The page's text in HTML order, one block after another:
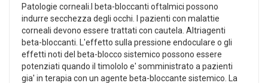
Patologie corneali.I beta-bloccanti oftalmici possono
indurre secchezza degli occhi. I pazienti con malattie
corneali devono essere trattati con cautela. Altriagenti
beta-bloccanti. L'effetto sulla pressione endoculare o gli
effetti noti del beta-blocco sistemico possono essere
potenziati quando il timololo e' somministrato a pazienti
gia' in terapia con un agente beta-bloccante sistemico. La